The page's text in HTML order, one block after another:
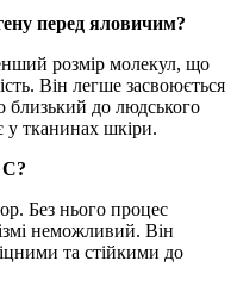
перед яловичим?
розмір молекул, що
Він легше засвоюється
близький до людського
у тканинах шкіри.
С?
Без нього процес
неможливий. Він
та стійкими до